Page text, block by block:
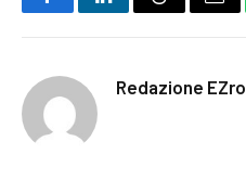
FacebookLinkedInThreads
Redazione